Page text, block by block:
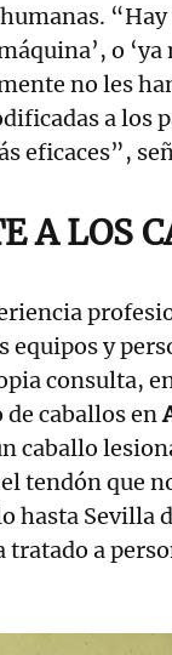
“Hay
o
no les
a los
eficaces”,
A LOS
equipos y
consulta,
caballos en
caballo
tendón que
hasta Sevilla
a